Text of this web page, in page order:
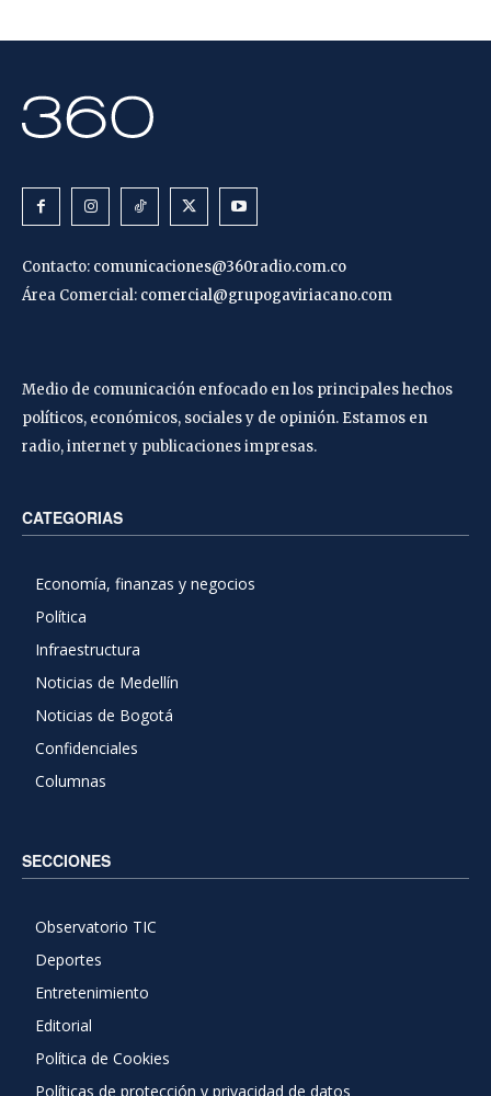
Contacto: comunicaciones@360radio.com.co
Área Comercial: comercial@grupogaviriacano.com
Medio de comunicación enfocado en los principales hechos
políticos, económicos, sociales y de opinión. Estamos en
radio, internet y publicaciones impresas.
CATEGORIAS
Economía, finanzas y negocios
Política
Infraestructura
Noticias de Medellín
Noticias de Bogotá
Confidenciales
Columnas
SECCIONES
Observatorio TIC
Deportes
Entretenimiento
Editorial
Política de Cookies
Políticas de protección y privacidad de datos